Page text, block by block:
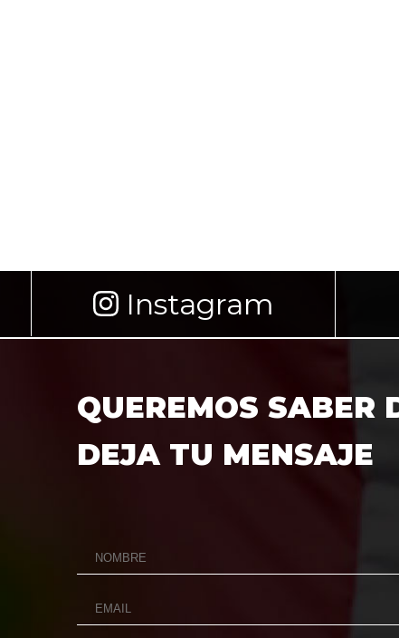
Instagram
QUEREMOS SABER
DEJA TU MENSAJE